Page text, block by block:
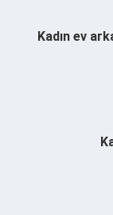
Kadın ev